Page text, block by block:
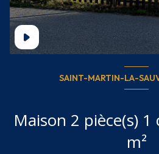
SAINT-MARTIN-LA-
Maison 2 pièce(s) 1 chambre(s) 40
m²